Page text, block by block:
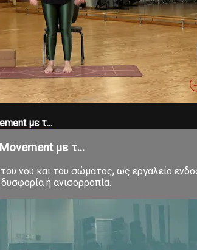
με τ...
με τ...
νου και του σώματος, ως εργαλείο
ή ανισορροπία.